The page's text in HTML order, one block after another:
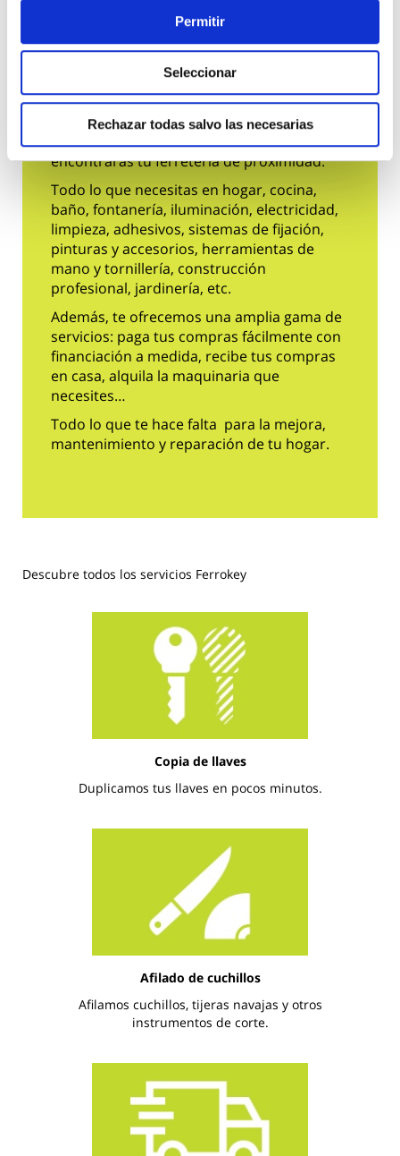
Permitir
Seleccionar
Rechazar todas salvo las necesarias
En Ferrokey Sánchez Filio Villaviciosa
encontrarás tu ferretería de proximidad.
Todo lo que necesitas en hogar, cocina,
baño, fontanería, iluminación, electricidad,
limpieza, adhesivos, sistemas de fijación,
pinturas y accesorios, herramientas de
mano y tornillería, construcción
profesional, jardinería, etc.
Además, te ofrecemos una amplia gama de
servicios: paga tus compras fácilmente con
financiación a medida, recibe tus compras
en casa, alquila la maquinaria que
necesites…
Todo lo que te hace falta para la mejora,
mantenimiento y reparación de tu hogar.
Descubre todos los servicios Ferrokey
Copia de llaves
Duplicamos tus llaves en pocos minutos.
Afilado de cuchillos
Afilamos cuchillos, tijeras navajas y otros
instrumentos de corte.